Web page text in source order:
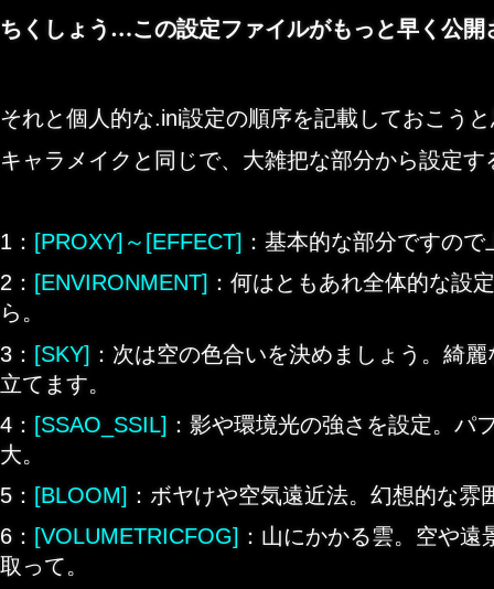
ちくしょう…この設定ファイルがもっと早く公
それと個人的な.ini設定の順序を記載しておこう
キャラメイクと同じで、大雑把な部分から設定
1： [PROXY]～[EFFECT] ：基本的な部分ですの
2： [ENVIRONMENT] ：何はともあれ全体的な設
ら。
3： [SKY] ：次は空の色合いを決めましょう。綺
立てます。
4： [SSAO_SSIL] ：影や環境光の強さを設定。パ
大。
5： [BLOOM] ：ボヤけや空気遠近法。幻想的な雰
6： [VOLUMETRICFOG] ：山にかかる雲。空や
取って。